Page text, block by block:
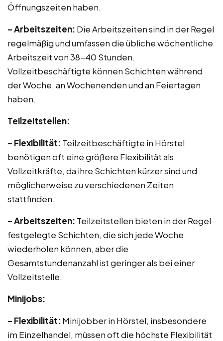
Öffnungszeiten haben.
– Arbeitszeiten: Die Arbeitszeiten sind in der Regel
regelmäßig und umfassen die übliche wöchentliche
Arbeitszeit von 38-40 Stunden.
Vollzeitbeschäftigte können Schichten während
der Woche, an Wochenenden und an Feiertagen
haben.
Teilzeitstellen:
– Flexibilität: Teilzeitbeschäftigte in Hörstel
benötigen oft eine größere Flexibilität als
Vollzeitkräfte, da ihre Schichten kürzer sind und
möglicherweise zu verschiedenen Zeiten
stattfinden.
– Arbeitszeiten: Teilzeitstellen bieten in der Regel
festgelegte Schichten, die sich jede Woche
wiederholen können, aber die
Gesamtstundenanzahl ist geringer als bei einer
Vollzeitstelle.
Minijobs:
– Flexibilität: Minijobber in Hörstel, insbesondere
im Einzelhandel, müssen oft die höchste Flexibilität